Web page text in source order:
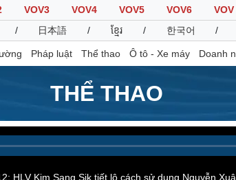
VOV3 VOV4 VOV5 VOV6
/ 日本語 / ខ្មែរ / 한국어 /
Pháp luật Thể thao Ô tô - Xe máy Doanh
THỂ THAO
đó đây
Multimedia
Ảnh
HLV Kim Sang Sik tiết lộ cách sử dụng Nguyễn